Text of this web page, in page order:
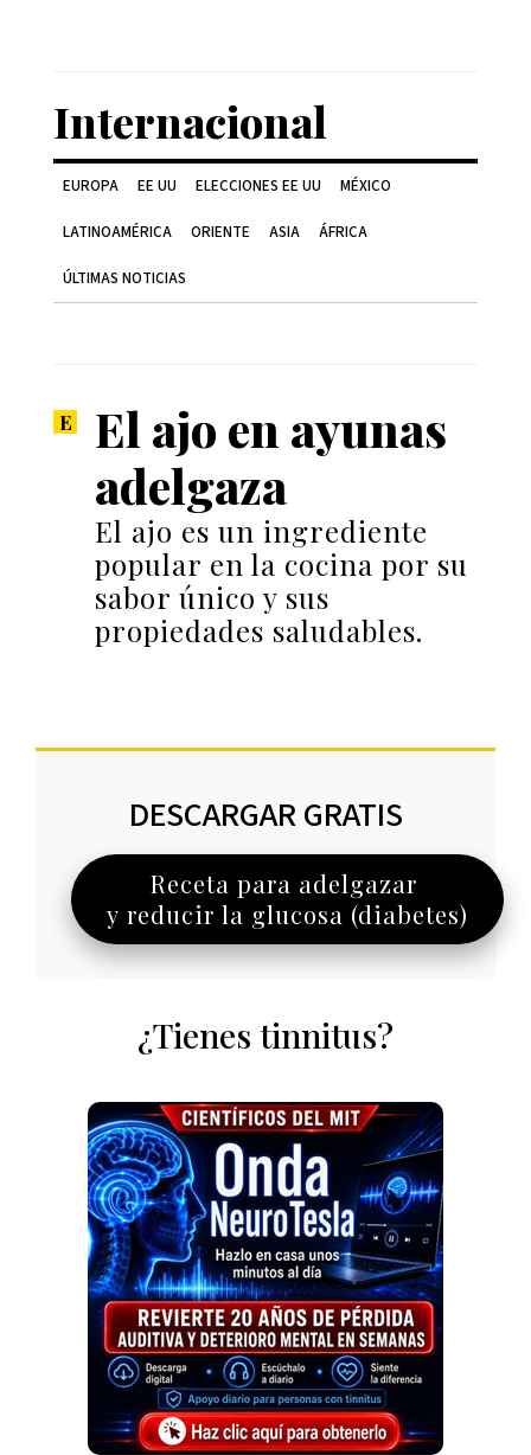
Internacional
EUROPA EE UU ELECCIONES EE UU MÉXICO
LATINOAMÉRICA ORIENTE ASIA ÁFRICA
ÚLTIMAS NOTICIAS
El ajo en ayunas
adelgaza
El ajo es un ingrediente
popular en la cocina por su
sabor único y sus
propiedades saludables.
DESCARGAR GRATIS
Receta para adelgazar
y reducir la glucosa (diabetes)
¿Tienes tinnitus?